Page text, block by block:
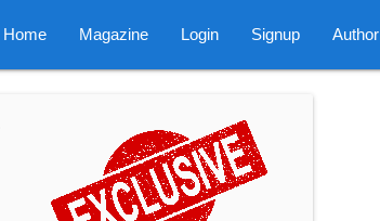
Home Magazine Login Signup Author